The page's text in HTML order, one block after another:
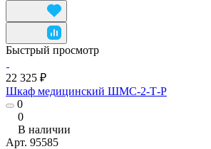
Быстрый просмотр
22 325 ₽
Шкаф медицинский ШМС-2-Т-Р
0
0
В наличии
Арт. 95585